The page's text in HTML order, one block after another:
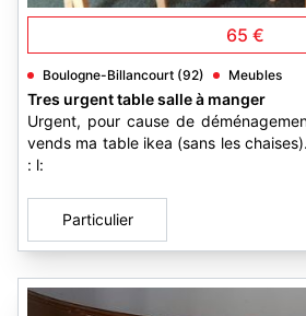
65 €
Boulogne-Billancourt (92) Meubles
Tres urgent table salle à manger
Urgent, pour cause de
vends ma table ikea (sans les
: l:
Particulier